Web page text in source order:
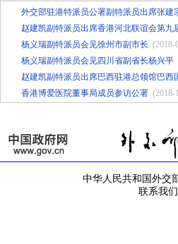
外交部驻港特派员公署副特派员出席张建
赵建凯副特派员出席香港河北联谊会第
杨义瑞副特派员会见徐州市副市长 (2018-
杨义瑞副特派员会见四川省副省长杨兴平
赵建凯副特派员出席巴西驻港总领馆巴西
香港博爱医院董事局成员参访公署 (2018-
中华人民共和国外交
联系我